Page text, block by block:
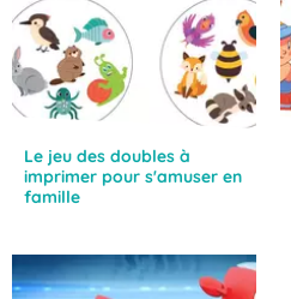
Le jeu des doubles à
imprimer pour s'amuser en
famille